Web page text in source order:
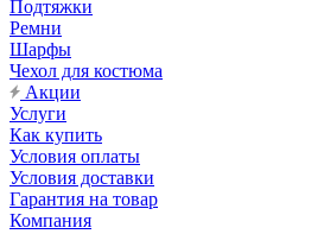
Подтяжки
Ремни
Шарфы
Чехол для костюма
Акции
Услуги
Как купить
Условия оплаты
Условия доставки
Гарантия на товар
Компания